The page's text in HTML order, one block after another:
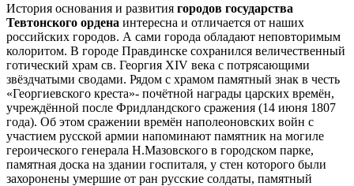
История основания и развития городов государства
Тевтонского ордена интересна и отличается от наших
российских городов. А сами города обладают неповторимым
колоритом. В городе Правдинске сохранился величественный
готический храм св. Георгия XIV века с потрясающими
звёздчатыми сводами. Рядом с храмом памятный знак в честь
«Георгиевского креста»- почётной награды царских времён,
учреждённой после Фридландского сражения (14 июня 1807
года). Об этом сражении времён наполеоновских войн с
участием русской армии напоминают памятник на могиле
героического генерала Н.Мазовского в городском парке,
памятная доска на здании госпиталя, у стен которого были
захоронены умершие от ран русские солдаты, памятный